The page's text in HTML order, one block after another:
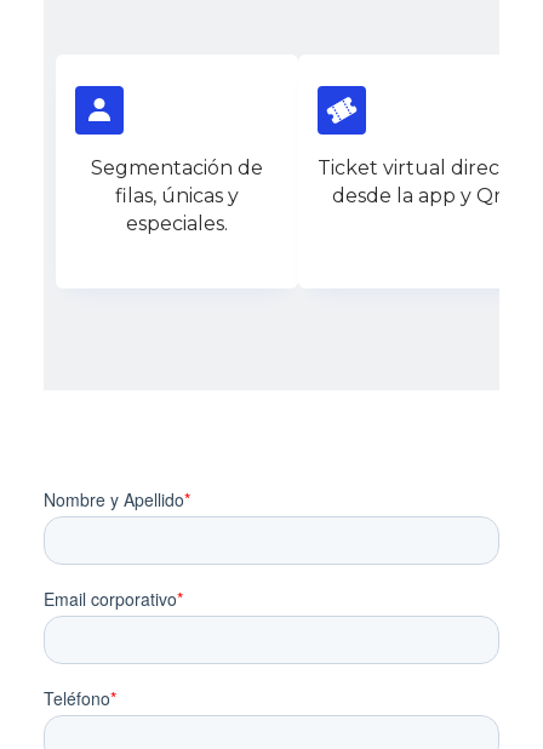
Segmentación de
filas, únicas y
especiales.
Ticket virtual directo
desde la app y Qr.